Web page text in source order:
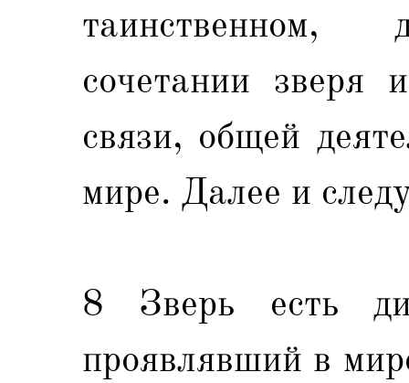
таинственном,
сочетании
связи, общей
мире. Далее и
8 Зверь есть
проявлявший в